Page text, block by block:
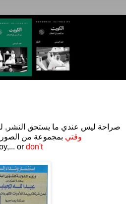
صراحة ليس عندي ما يستحق النشر,
وقتي بمجموعة من
or don't